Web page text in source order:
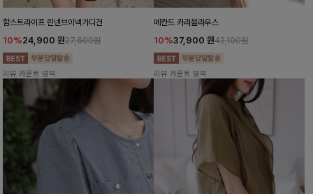
함스트라이프 린넨브이넥가디건
10%24,900 원27,600원
리뷰 카운트 영역
메칸드 카라블라우스
10%37,900 원42,100원
리뷰 카운트 영역